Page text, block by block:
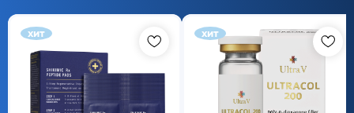
хит хит